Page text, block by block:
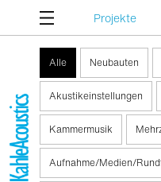
Projekte
Alle Neubauten
Akustikeinstellungen
Kammermusik
Aufnahme/Medien/